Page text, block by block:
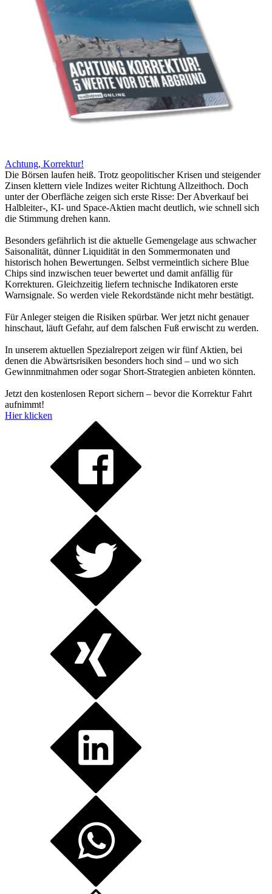
Achtung, Korrektur!
Die Börsen laufen heiß. Trotz geopolitischer Krisen und steigender
Zinsen klettern viele Indizes weiter Richtung Allzeithoch. Doch
unter der Oberfläche zeigen sich erste Risse: Der Abverkauf bei
Halbleiter-, KI- und Space-Aktien macht deutlich, wie schnell sich
die Stimmung drehen kann.
Besonders gefährlich ist die aktuelle Gemengelage aus schwacher
Saisonalität, dünner Liquidität in den Sommermonaten und
historisch hohen Bewertungen. Selbst vermeintlich sichere Blue
Chips sind inzwischen teuer bewertet und damit anfällig für
Korrekturen. Gleichzeitig liefern technische Indikatoren erste
Warnsignale. So werden viele Rekordstände nicht mehr bestätigt.
Für Anleger steigen die Risiken spürbar. Wer jetzt nicht genauer
hinschaut, läuft Gefahr, auf dem falschen Fuß erwischt zu werden.
In unserem aktuellen Spezialreport zeigen wir fünf Aktien, bei
denen die Abwärtsrisiken besonders hoch sind – und wo sich
Gewinnmitnahmen oder sogar Short-Strategien anbieten könnten.
Jetzt den kostenlosen Report sichern – bevor die Korrektur Fahrt
aufnimmt!
Hier klicken